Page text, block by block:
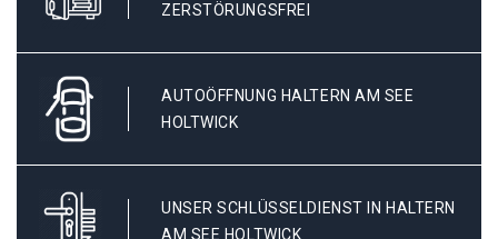
ZERSTÖRUNGSFREI
AUTOÖFFNUNG HALTERN AM SEE
HOLTWICK
UNSER SCHLÜSSELDIENST IN HALTERN
AM SEE HOLTWICK